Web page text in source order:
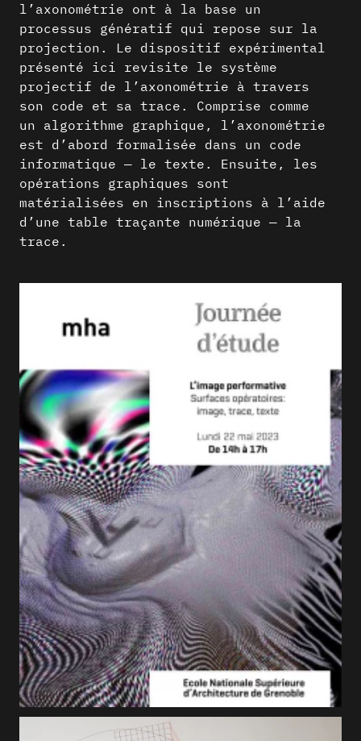
l’axonométrie ont à la base un
processus génératif qui repose sur la
projection. Le dispositif expérimental
présenté ici revisite le système
projectif de l’axonométrie à travers
son code et sa trace. Comprise comme
un algorithme graphique, l’axonométrie
est d’abord formalisée dans un code
informatique — le texte. Ensuite, les
opérations graphiques sont
matérialisées en inscriptions à l’aide
d’une table traçante numérique — la
trace.